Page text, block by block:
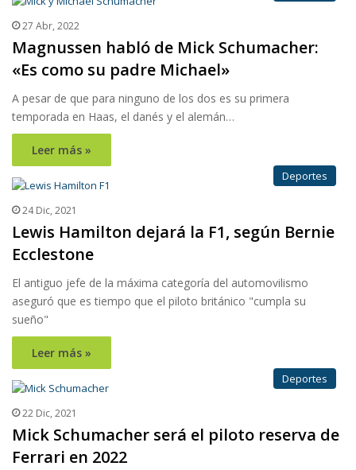
27 Abr, 2022
Magnussen habló de Mick Schumacher:
«Es como su padre Michael»
A pesar de que para ninguno de los dos es su primera
temporada en Haas, el danés y el alemán…
Leer más »
Deportes
24 Dic, 2021
Lewis Hamilton dejará la F1, según Bernie
Ecclestone
El antiguo jefe de la máxima categoría del automovilismo
aseguró que es tiempo que el piloto británico "cumpla su
sueño"
Leer más »
Deportes
22 Dic, 2021
Mick Schumacher será el piloto reserva de
Ferrari en 2022